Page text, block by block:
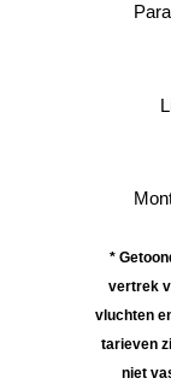
*
vertrek
vluchten
tarieven
niet